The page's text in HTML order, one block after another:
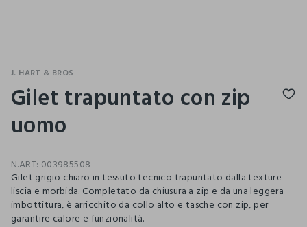
J. HART & BROS
Gilet trapuntato con zip
uomo
N.ART: 003985508
Gilet grigio chiaro in tessuto tecnico trapuntato dalla texture
liscia e morbida. Completato da chiusura a zip e da una leggera
imbottitura, è arricchito da collo alto e tasche con zip, per
garantire calore e funzionalità.